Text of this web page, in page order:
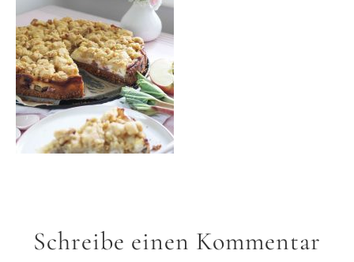
Schreibe einen Kommentar